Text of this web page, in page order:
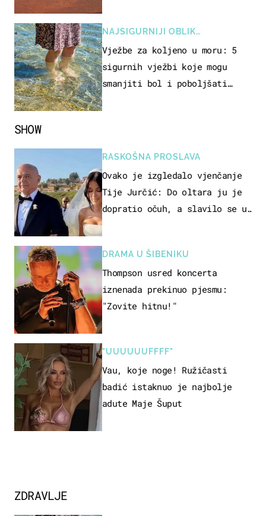
SHOW
RASKOŠNA PROSLAVA
Ovako je izgledalo vjenčanje
Tije Jurčić: Do oltara ju je
dopratio očuh, a slavilo se uz
DRAMA U ŠIBENIKU
Thompson usred koncerta
iznenada prekinuo pjesmu:
"Zovite hitnu!"
"UUUUUUFFFF"
Vau, koje noge! Ružičasti
badić istaknuo je najbolje
adute Maje Šuput
ZDRAVLJE
NAJSIGURNIJI OBLIK
REKREACIJE
Vježbe za koljeno u moru: 5
sigurnih vježbi koje mogu
smanjiti bol i poboljšati